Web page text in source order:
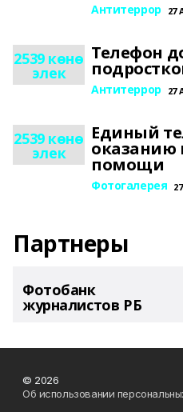
Антитеррор 27
2539 көнө
элек
Телефон
Антитеррор 27
2539 көнө
элек
Единый
оказанию
помощи
Фотогалерея
Партнеры
Фотобанк
журналистов РБ
© 2026
Об использовании